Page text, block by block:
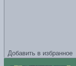
Добавить в избранное